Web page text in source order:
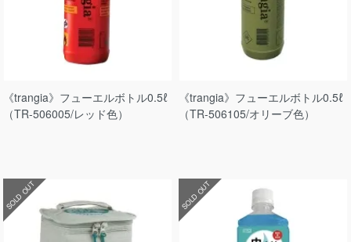
《trangia》フューエルボトル0.5ℓ
（TR-506005/レッド色）
《trangia》フューエルボトル0.5ℓ
（TR-506105/オリーブ色）
SOLD OUT SOLD OUT